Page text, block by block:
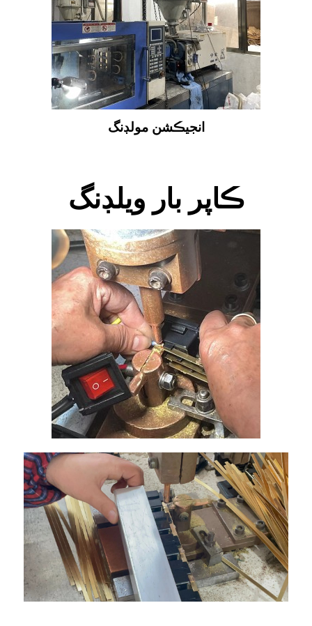
انجيڪشن مولڊنگ
ڪاپر بار ويلڊنگ